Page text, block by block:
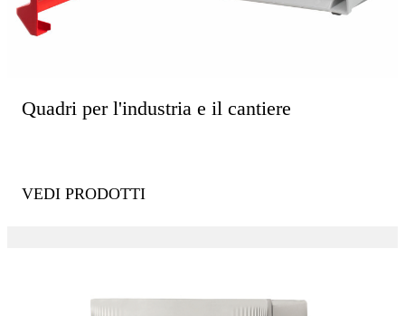
Quadri per l'industria e il cantiere
VEDI PRODOTTI